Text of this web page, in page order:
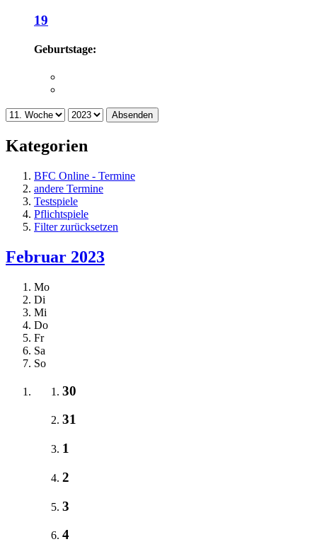
19
Geburtstage:
Absenden
Kategorien
BFC Online - Termine
andere Termine
Testspiele
Pflichtspiele
Filter zurücksetzen
Februar 2023
Mo
Di
Mi
Do
Fr
Sa
So
30
31
1
2
3
4